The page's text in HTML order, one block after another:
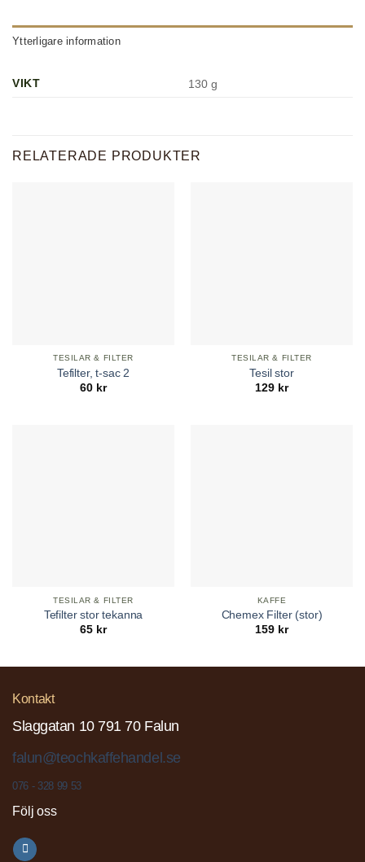
Ytterligare information
VIKT 130 g
RELATERADE PRODUKTER
TESILAR & FILTER
Tefilter, t-sac 2
60 kr
TESILAR & FILTER
Tesil stor
129 kr
TESILAR & FILTER
Tefilter stor tekanna
65 kr
KAFFE
Chemex Filter (stor)
159 kr
Kontakt
Slaggatan 10 791 70 Falun
falun@teochkaffehandel.se
076 - 328 99 53
Följ oss